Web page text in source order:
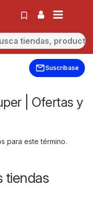
Suscríbase
| Ofertas y
para este término.
tiendas